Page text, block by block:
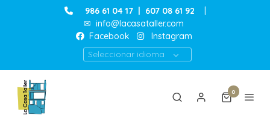
986 61 04 17 | 607 08 61 92
✉ info@lacasataller.com
Facebook
Instagram
Seleccionar idioma
0